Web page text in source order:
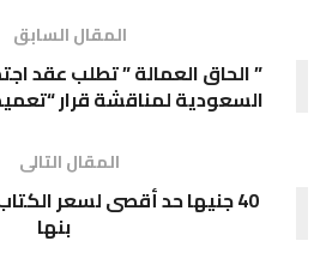
المقال السابق
” الحاق العمالة ” تطلب عقد
السعودية لمناقشة قرار
المقال التالى
40 جنيها حد أقصى لسعر
بنها